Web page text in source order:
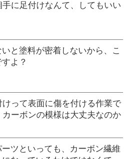
手に足付けなんて、してもいい
と塗料が密着しないから、こ
よ？
けって表面に傷を付ける作業で
ーボンの模様は大丈夫なのか
ーツといっても、カーボン繊維